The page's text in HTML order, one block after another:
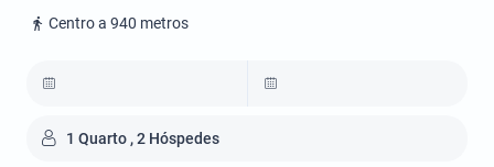
Centro a 940 metros
1 Quarto , 2 Hóspedes